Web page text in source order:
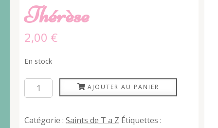
Thérèse
2,00 €
En stock
quantité
de
AJOUTER AU PANIER
Catégorie : Saints de T a Z Étiquettes :